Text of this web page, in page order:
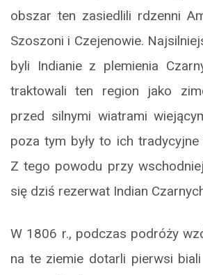
obszar ten zasiedlili rdzenni
Szoszoni i Czejenowie.
byli Indianie z plemienia
traktowali ten region jako
przed silnymi wiatrami
poza tym były to ich tradycyjne
Z tego powodu przy
się dziś rezerwat Indian
W 1806 r., podczas podróży
na te ziemie dotarli pierwsi